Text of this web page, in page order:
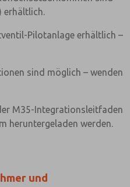
erhältlich.
Pilotanlage erhältlich –
sind möglich – wenden
M35-Integrationsleitfaden
heruntergeladen werden.
und